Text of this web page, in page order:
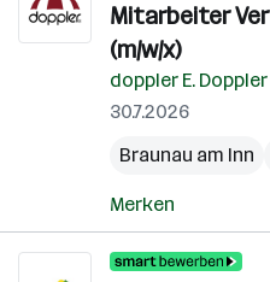
Mitarbeiter
(m/w/x)
doppler E.
30.7.2026
Braunau am Inn
Merken